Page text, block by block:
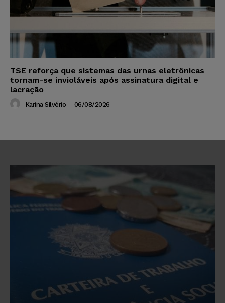
TSE reforça que sistemas das urnas eletrônicas
tornam-se invioláveis após assinatura digital e
lacração
Karina Silvério - 06/08/2026